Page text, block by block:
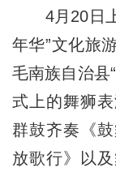
4月20日上
年华”文化旅
毛南族自治县
式上的舞狮
群鼓齐奏《
放歌行》以